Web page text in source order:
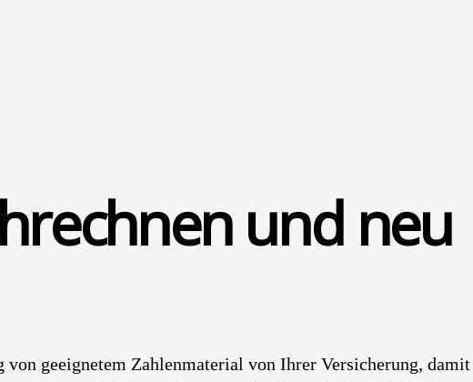
und neu
geeig­ne­tem Zah­len­ma­te­ri­al von Ihrer Ver­si­che­rung, damit